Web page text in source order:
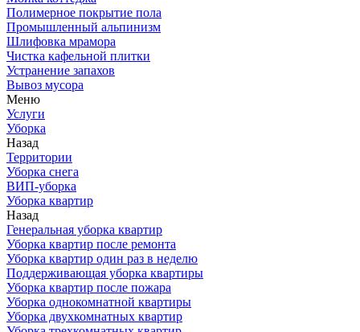
Полимерное покрытие пола
Промышленный альпинизм
Шлифовка мрамора
Чистка кафельной плитки
Устранение запахов
Вывоз мусора
Меню
Услуги
Уборка
Назад
Территории
Уборка снега
ВИП-уборка
Уборка квартир
Назад
Генеральная уборка квартир
Уборка квартир после ремонта
Уборка квартир один раз в неделю
Поддерживающая уборка квартиры
Уборка квартир после пожара
Уборка однокомнатной квартиры
Уборка двухкомнатных квартир